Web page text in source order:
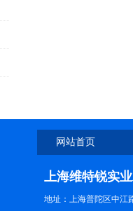
网站首页
上海维特锐实
地址：上海普陀区中江